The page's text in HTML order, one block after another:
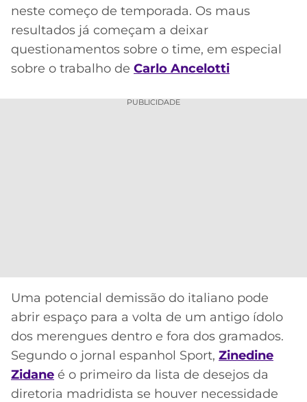
MELHORES
CASSINOS
ONLINE
2026
INTERNACIONAL
GRÊMIO
ATLÉTICO
CAMPEÕES
LALIGA
Acesse o perfil do autor
no Twitter
neste começo de temporada. Os maus
resultados já começam a deixar
questionamentos sobre o time, em especial
sobre o trabalho de Carlo Ancelotti
PUBLICIDADE
Uma potencial demissão do italiano pode
abrir espaço para a volta de um antigo ídolo
dos merengues dentro e fora dos gramados.
Segundo o jornal espanhol Sport, Zinedine
Zidane é o primeiro da lista de desejos da
diretoria madridista se houver necessidade